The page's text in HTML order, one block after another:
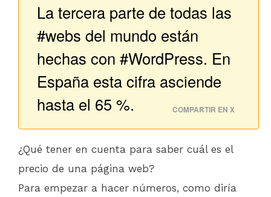
La tercera parte de todas las
#webs del mundo están
hechas con #WordPress. En
España esta cifra asciende
hasta el 65 %.
COMPARTIR EN X
¿Qué tener en cuenta para saber cuál es el
precio de una página web?
Para empezar a hacer números, como diría